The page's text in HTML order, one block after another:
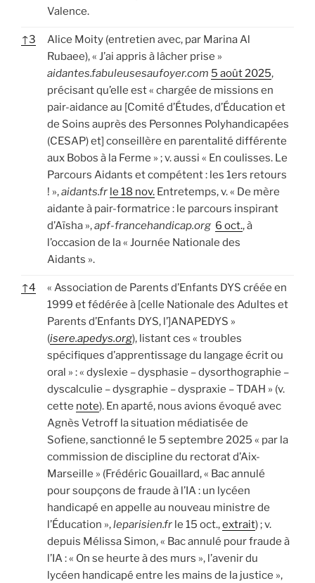
Valence.
↑3
Alice Moity (entretien avec, par Marina Al
Rubaee), « J’ai appris à lâcher prise »
aidantes.fabuleusesaufoyer.com 5 août 2025,
précisant qu’elle est « chargée de missions en
pair-aidance au [Comité d’Études, d’Éducation et
de Soins auprès des Personnes Polyhandicapées
(CESAP) et] conseillère en parentalité différente
aux Bobos à la Ferme » ; v. aussi « En coulisses. Le
Parcours Aidants et compétent : les 1ers retours
! »,aidants.fr le 18 nov. Entretemps, v. « De mère
aidante à pair-formatrice : le parcours inspirant
d’Aïsha »,apf-francehandicap.org 6 oct., à
l’occasion de la « Journée Nationale des
Aidants ».
↑4
« Association de Parents d’Enfants DYS créée en
1999 et fédérée à [celle Nationale des Adultes et
Parents d’Enfants DYS, l’]ANAPEDYS »
(isere.apedys.org), listant ces « troubles
spécifiques d’apprentissage du langage écrit ou
oral » : « dyslexie – dysphasie – dysorthographie –
dyscalculie – dysgraphie – dyspraxie – TDAH » (v.
cette note). En aparté, nous avions évoqué avec
Agnès Vetroff la situation médiatisée de
Sofiene, sanctionné le 5 septembre 2025 « par la
commission de discipline du rectorat d’Aix-
Marseille » (Frédéric Gouaillard, « Bac annulé
pour soupçons de fraude à l’IA : un lycéen
handicapé en appelle au nouveau ministre de
l’Éducation »,leparisien.fr le 15 oct.,extrait) ; v.
depuis Mélissa Simon, « Bac annulé pour fraude à
l’IA : « On se heurte à des murs », l’avenir du
lycéen handicapé entre les mains de la justice »,